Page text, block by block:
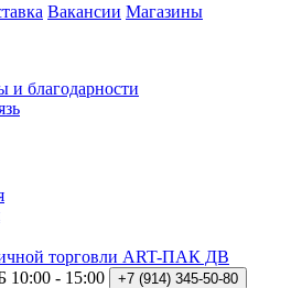
Вакансии Магазины
и благодарности
10:00 - 15:00 +7 (914) 345-50-80